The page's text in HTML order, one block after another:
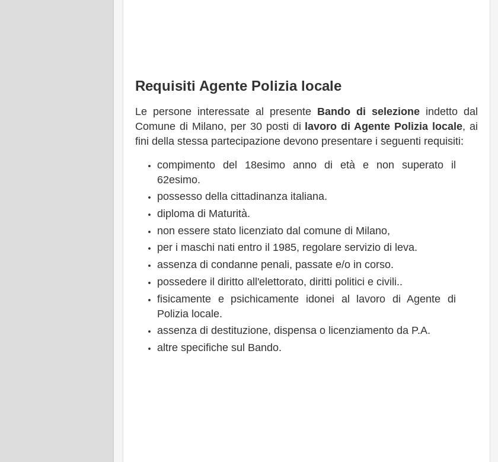
Requisiti Agente Polizia locale
Le persone interessate al presente Bando di selezione indetto dal
Comune di Milano, per 30 posti di lavoro di Agente Polizia locale, ai
fini della stessa partecipazione devono presentare i seguenti requisiti:
compimento del 18esimo anno di età e non superato il
62esimo.
possesso della cittadinanza italiana.
diploma di Maturità.
non essere stato licenziato dal comune di Milano,
per i maschi nati entro il 1985, regolare servizio di leva.
assenza di condanne penali, passate e/o in corso.
possedere il diritto all'elettorato, diritti politici e civili..
fisicamente e psichicamente idonei al lavoro di Agente di
Polizia locale.
assenza di destituzione, dispensa o licenziamento da P.A.
altre specifiche sul Bando.